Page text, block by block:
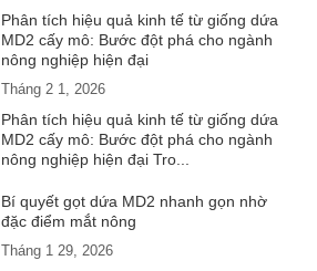
Phân tích hiệu quả kinh tế từ giống dứa
MD2 cấy mô: Bước đột phá cho ngành
nông nghiệp hiện đại
Tháng 2 1, 2026
Phân tích hiệu quả kinh tế từ giống dứa
MD2 cấy mô: Bước đột phá cho ngành
nông nghiệp hiện đại Tro...
Bí quyết gọt dứa MD2 nhanh gọn nhờ
đặc điểm mắt nông
Tháng 1 29, 2026